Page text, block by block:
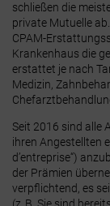
schließen die
private Mutuelle ab
CPAM-
Krankenhaus die
erstattet je nach
Medizin,
Seit 2016 sind alle
ihren Angestellten
d’entreprise“)
der Prämien
verpflichtend, es